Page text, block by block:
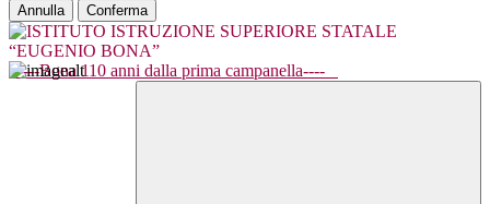
Annulla Conferma
----Bona 110 anni dalla prima campanella----